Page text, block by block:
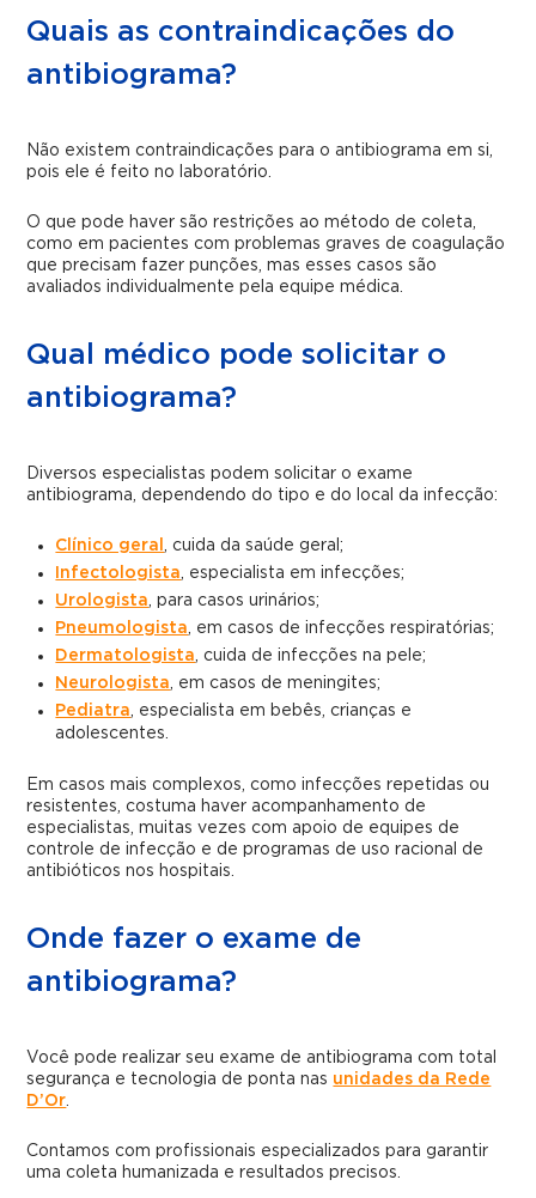
Quais as contraindicações do
antibiograma?
Não existem contraindicações para o antibiograma em si,
pois ele é feito no laboratório.
O que pode haver são restrições ao método de coleta,
como em pacientes com problemas graves de coagulação
que precisam fazer punções, mas esses casos são
avaliados individualmente pela equipe médica.
Qual médico pode solicitar o
antibiograma?
Diversos especialistas podem solicitar o exame
antibiograma, dependendo do tipo e do local da infecção:
Clínico geral
, cuida da saúde geral;
Infectologista
, especialista em infecções;
Urologista , para casos urinários;
Pneumologista
, em casos de infecções respiratórias;
Dermatologista
, cuida de infecções na pele;
Neurologista
, em casos de meningites;
Pediatra
, especialista em bebês, crianças e
adolescentes.
Em casos mais complexos, como infecções repetidas ou
resistentes, costuma haver acompanhamento de
especialistas, muitas vezes com apoio de equipes de
controle de infecção e de programas de uso racional de
antibióticos nos hospitais.
Onde fazer o exame de
antibiograma?
Você pode realizar seu exame de antibiograma com total
segurança e tecnologia de ponta nas unidades da Rede
D’Or
Contamos com profissionais especializados para garantir
uma coleta humanizada e resultados precisos.